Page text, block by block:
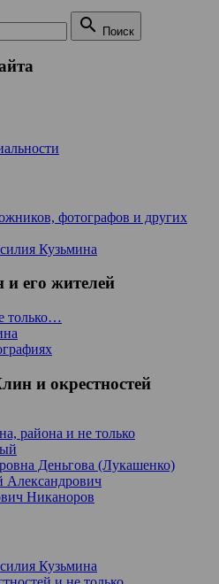
 Поиск
фотографов и других
Кузьмина
и его жителей
только…
и окрестностей
района и не только
Деньгова (Лукашенко)
Александрович
Никаноров
Кузьмина